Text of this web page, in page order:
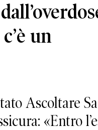
un
Ascoltare
«Entro